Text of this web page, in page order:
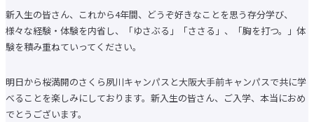
新入生の皆さん、これから4年間、どうぞ好きなことを思う存分学び、
様々な経験・体験を内省し、「ゆさぶる」「ささる」、「胸を打つ。」体
験を積み重ねていってください。
明日から桜満開のさくら夙川キャンパスと大阪大手前キャンパスで共に学
べることを楽しみにしております。新入生の皆さん、ご入学、本当におめ
でとうございます。